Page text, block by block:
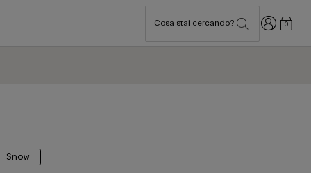
Cosa stai cercando? Accedi
0
Snow